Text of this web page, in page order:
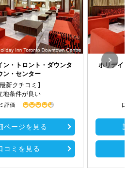
ン・トロント・ダウンタ
ン・センター
最新クチコミ】
地条件が良い
評価
ページを見る
コミを見る
ホリデイ